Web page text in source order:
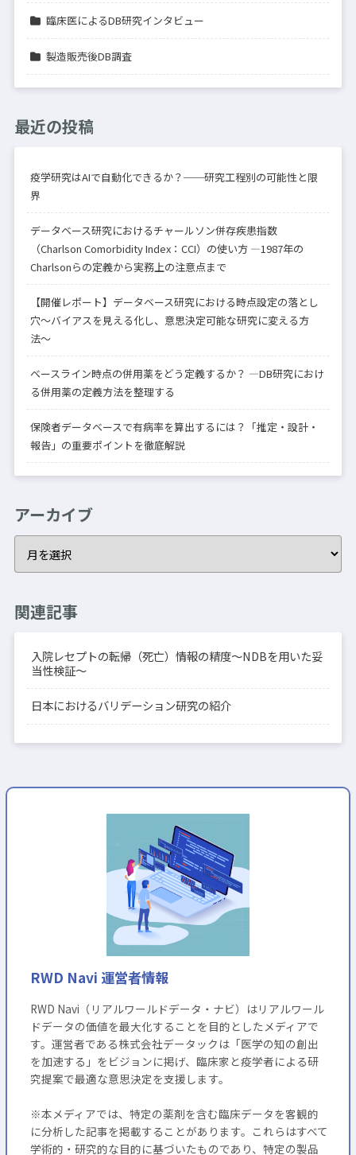
臨床医によるDB研究インタビュー
製造販売後DB調査
最近の投稿
疫学研究はAIで自動化できるか？──研究工程別の可能性と限
界
データベース研究におけるチャールソン併存疾患指数
（Charlson Comorbidity Index：CCI）の使い方 —1987年の
Charlsonらの定義から実務上の注意点まで
【開催レポート】データベース研究における時点設定の落とし
穴〜バイアスを見える化し、意思決定可能な研究に変える方
法〜
ベースライン時点の併用薬をどう定義するか？ —DB研究におけ
る併用薬の定義方法を整理する
保険者データベースで有病率を算出するには？「推定・設計・
報告」の重要ポイントを徹底解説
アーカイブ
関連記事
入院レセプトの転帰（死亡）情報の精度〜NDBを用いた妥
当性検証〜
日本におけるバリデーション研究の紹介
RWD Navi 運営者情報
RWD Navi（リアルワールドデータ・ナビ）はリアルワール
ドデータの価値を最大化することを目的としたメディアで
す。運営者である株式会社データックは「医学の知の創出
を加速する」をビジョンに掲げ、臨床家と疫学者による研
究提案で最適な意思決定を支援します。
※本メディアでは、特定の薬剤を含む臨床データを客観的
に分析した記事を掲載することがあります。これらはすべて
学術的・研究的な目的に基づいたものであり、特定の製品